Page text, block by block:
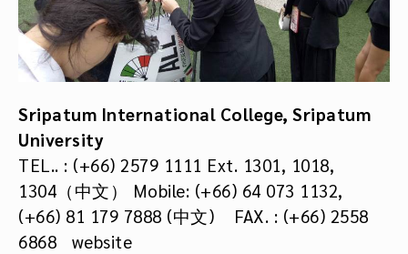
Sripatum International College, Sripatum
University
TEL.. : (+66) 2579 1111 Ext. 1301, 1018,
1304（中文） Mobile: (+66) 64 073 1132,
(+66) 81 179 7888 (中文) FAX. : (+66) 2558
6868 website